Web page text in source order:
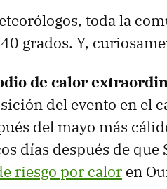
toda la
grados. Y,
de calor
del evento en el
del mayo más
días después de que
riesgo por calor en